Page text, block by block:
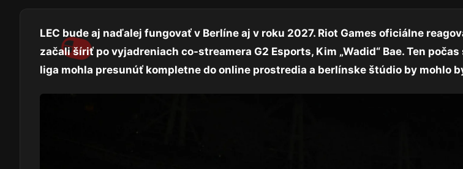
LEC bude aj naďalej fungovať v Berlíne aj v roku 2027. Riot Games oficiálne
začali šíriť po vyjadreniach co-streamera G2 Esports, Kim „Wadid“ Bae. Ten
liga mohla presunúť kompletne do online prostredia a berlínske štúdio by mohlo